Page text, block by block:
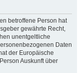
betroffene Person hat
gewährte Recht,
unentgeltliche
Daten
der Europäische
Auskunft über